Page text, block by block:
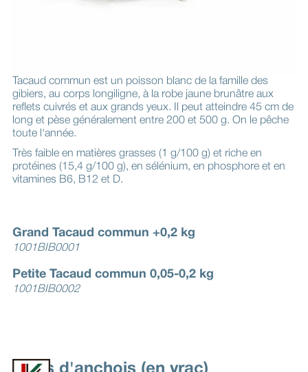
Tacaud commun est un poisson blanc de la famille des
gibiers, au corps longiligne, à la robe jaune brunâtre aux
reflets cuivrés et aux grands yeux. Il peut atteindre 45 cm de
long et pèse généralement entre 200 et 500 g. On le pêche
toute l'année.
Très faible en matières grasses (1 g/100 g) et riche en
protéines (15,4 g/100 g), en sélénium, en phosphore et en
vitamines B6, B12 et D.
Grand Tacaud commun +0,2 kg
1001BIB0001
Petite Tacaud commun 0,05-0,2 kg
1001BIB0002